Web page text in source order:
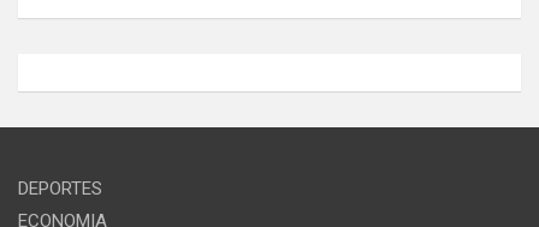
DEPORTES
ECONOMIA